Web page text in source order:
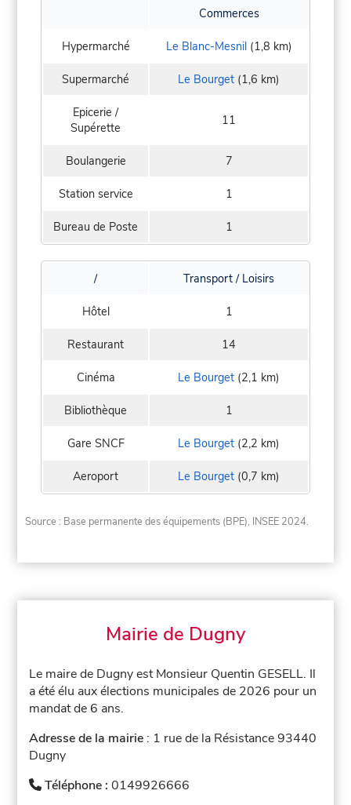
Commerces
Hypermarché Le Blanc-Mesnil(1,8 km)
Supermarché Le Bourget (1,6 km)
Epicerie /
Supérette
11
Boulangerie 7
Station service 1
Bureau de Poste 1
/ Transport / Loisirs
Hôtel 1
Restaurant 14
Cinéma Le Bourget (2,1 km)
Bibliothèque 1
Gare SNCF Le Bourget (2,2 km)
Aeroport Le Bourget (0,7 km)
Source : Base permanente des équipements (BPE), INSEE 2024.
Mairie de Dugny
Le maire de Dugny est Monsieur Quentin GESELL. Il
a été élu aux élections municipales de 2026 pour un
mandat de 6 ans.
Adresse de la mairie : 1 rue de la Résistance 93440
Dugny
Téléphone :0149926666